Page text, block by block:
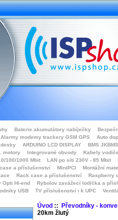
Baterie akumulátory nabíječky
Alarmy modemy trackery GSM GPS
Auto
desky
ARDUINO LCD DISPLAY
BMS
motory
Integrované obvody
Kabely
100/1000 Mbit LAN po síti 230V - 85 Mbit
a příslušenství MiniPCI
Montážní
Rack case a příslušenství
Raspberry
Opti Hi-end
Rybolov zavážecí lodička a přísl
USB
TV příslušenství i k UPC
Úvod:: Převodníky -
20km žlutý